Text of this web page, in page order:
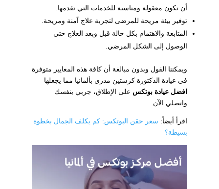
أن تكون معقولة ومناسبة للخدمات التي تقدمها.
توفير بيئة مريحة للمرضى لتجربة علاج آمنة ومريحة.
المتابعة والاهتمام بكل حالة قبل وبعد العلاج حتى
الوصول إلى الشكل المرضي.
ويمكننا القول وبدون مبالغة أن كافة هذه المعايير متوفرة
في عيادة الدكتورة كرستين مدري بألمانيا مما يجعلها
افضل عيادة بوتكس على الإطلاق، جربي بنفسك
واتصلي الآن.
اقرأ أيضاً: سعر حقن البوتكس: كم يكلف الجمال بخطوة
بسيطة؟